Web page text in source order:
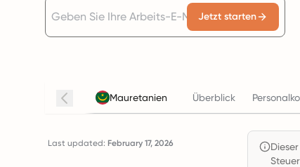
Jetzt starten
Mauretanien Überblick
Last updated: February 17, 2026